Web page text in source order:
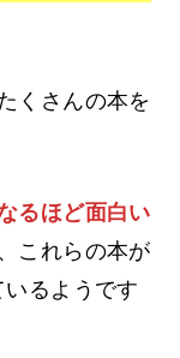
くさんの本を
るほど面白い
これらの本が
るようです